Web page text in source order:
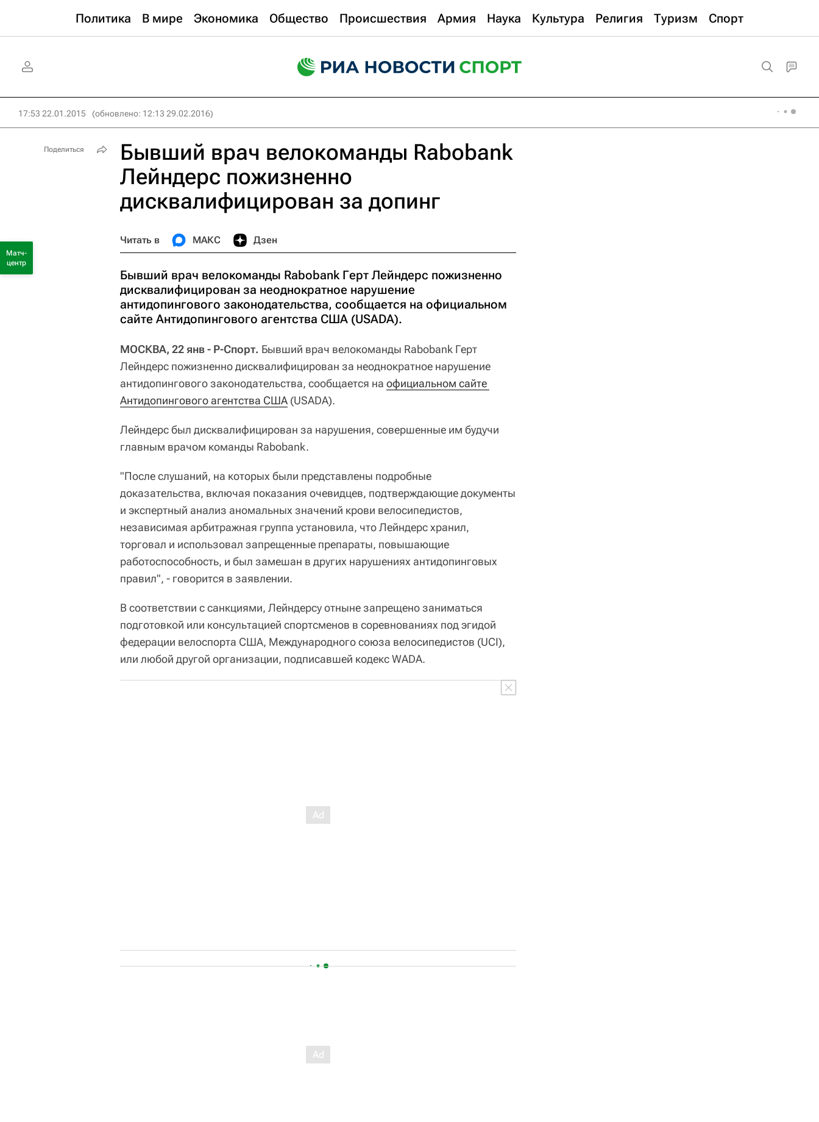
Политика В мире Экономика Общество Происшествия Армия Наука Культура Религия Туризм Спорт
17:53 22.01.2015 (обновлено: 12:13 29.02.2016)
Бывший врач велокоманды Rabobank
Лейндерс пожизненно
дисквалифицирован за допинг
Читать в МАКС Дзен
Бывший врач велокоманды Rabobank Герт Лейндерс пожизненно
дисквалифицирован за неоднократное нарушение
антидопингового законодательства, сообщается на официальном
сайте Антидопингового агентства США (USADA).
МОСКВА, 22 янв - Р-Спорт. Бывший врач велокоманды Rabobank Герт
Лейндерс пожизненно дисквалифицирован за неоднократное нарушение
антидопингового законодательства, сообщается на официальном сайте
Антидопингового агентства США (USADA).
Лейндерс был дисквалифицирован за нарушения, совершенные им будучи
главным врачом команды Rabobank.
"После слушаний, на которых были представлены подробные
доказательства, включая показания очевидцев, подтверждающие документы
и экспертный анализ аномальных значений крови велосипедистов,
независимая арбитражная группа установила, что Лейндерс хранил,
торговал и использовал запрещенные препараты, повышающие
работоспособность, и был замешан в других нарушениях антидопинговых
правил", - говорится в заявлении.
В соответствии с санкциями, Лейндерсу отныне запрещено заниматься
подготовкой или консультацией спортсменов в соревнованиях под эгидой
федерации велоспорта США, Международного союза велосипедистов (UCI),
или любой другой организации, подписавшей кодекс WADA.
Поделиться
Матч-
центр